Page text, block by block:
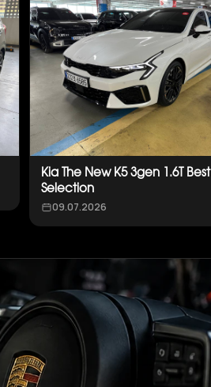
Kia The New K5 3gen 1.6T Best
Selection
09.07.2026